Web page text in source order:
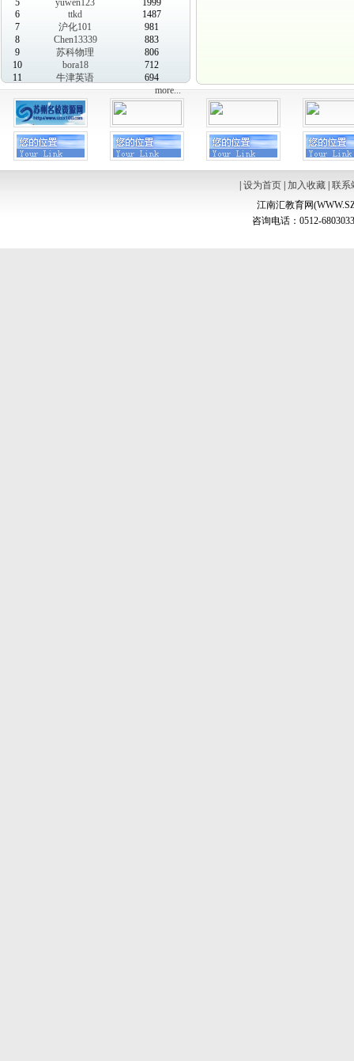
5
yuwen123
1999
6
ttkd
1487
7
沪化101
981
8
Chen13339
883
9
苏科物理
806
10
bora18
712
11
牛津英语
694
more...
设为首页| 加入收藏| 联系
江南汇教育网
咨询电话：0512-